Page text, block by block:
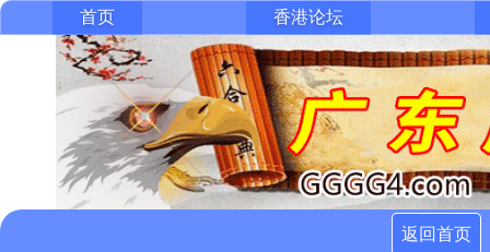
首页 香港论坛
返回首页